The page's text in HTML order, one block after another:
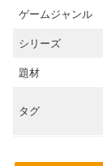
ゲームジャンル
シリーズ
題材
タグ